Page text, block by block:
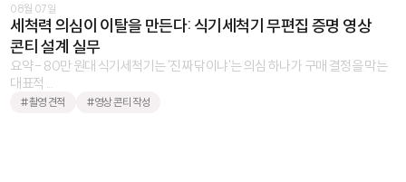
08월 07일
세척력 의심이 이탈을 만든다: 식기세척기 무편집 증명 영상
콘티 설계 실무
요약 - 80만 원대 식기세척기는 '진짜 닦이냐'는 의심 하나가 구매 결정을 막는
대표적 ...
#촬영 견적 #영상 콘티 작성